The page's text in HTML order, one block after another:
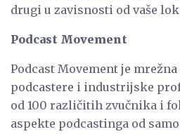
drugi u zavisnosti od vaše
Podcast Movement
Podcast Movement je
podcastere i industrijske
od 100 različitih zvučnika i
aspekte podcastinga od